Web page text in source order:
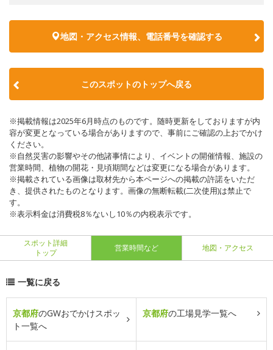
地図・アクセス情報、電話番号を確認する
このスポットのトップへ戻る
※掲載情報は2025年6月時点のものです。随時更新をしておりますが内
容が変更となっている場合がありますので、事前にご確認の上おでかけ
ください。
※自然災害の影響やその他諸事情により、イベントの開催情報、施設の
営業時間、植物の開花・見頃期間などは変更になる場合があります。
※掲載されている画像は取材先から本ページへの掲載の許諾をいただ
き、提供されたものとなります。画像の無断転載(二次使用)は禁止で
す。
※表示料金は消費税8％ないし10％の内税表示です。
スポット詳細
トップ
営業時間など 地図・アクセス
一覧に戻る
京都府のGWおでかけスポッ
ト一覧へ
京都府の工場見学一覧へ